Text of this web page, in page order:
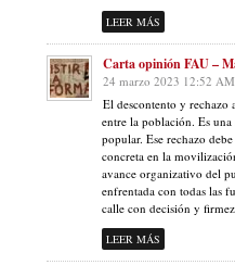
LEER MÁS
Carta opinión FAU –
24 marzo 2023 12:52
El descontento y rechazo
entre la población. Es
popular. Ese rechazo
concreta en la
avance organizativo del
enfrentada con todas las
calle con decisión y
LEER MÁS